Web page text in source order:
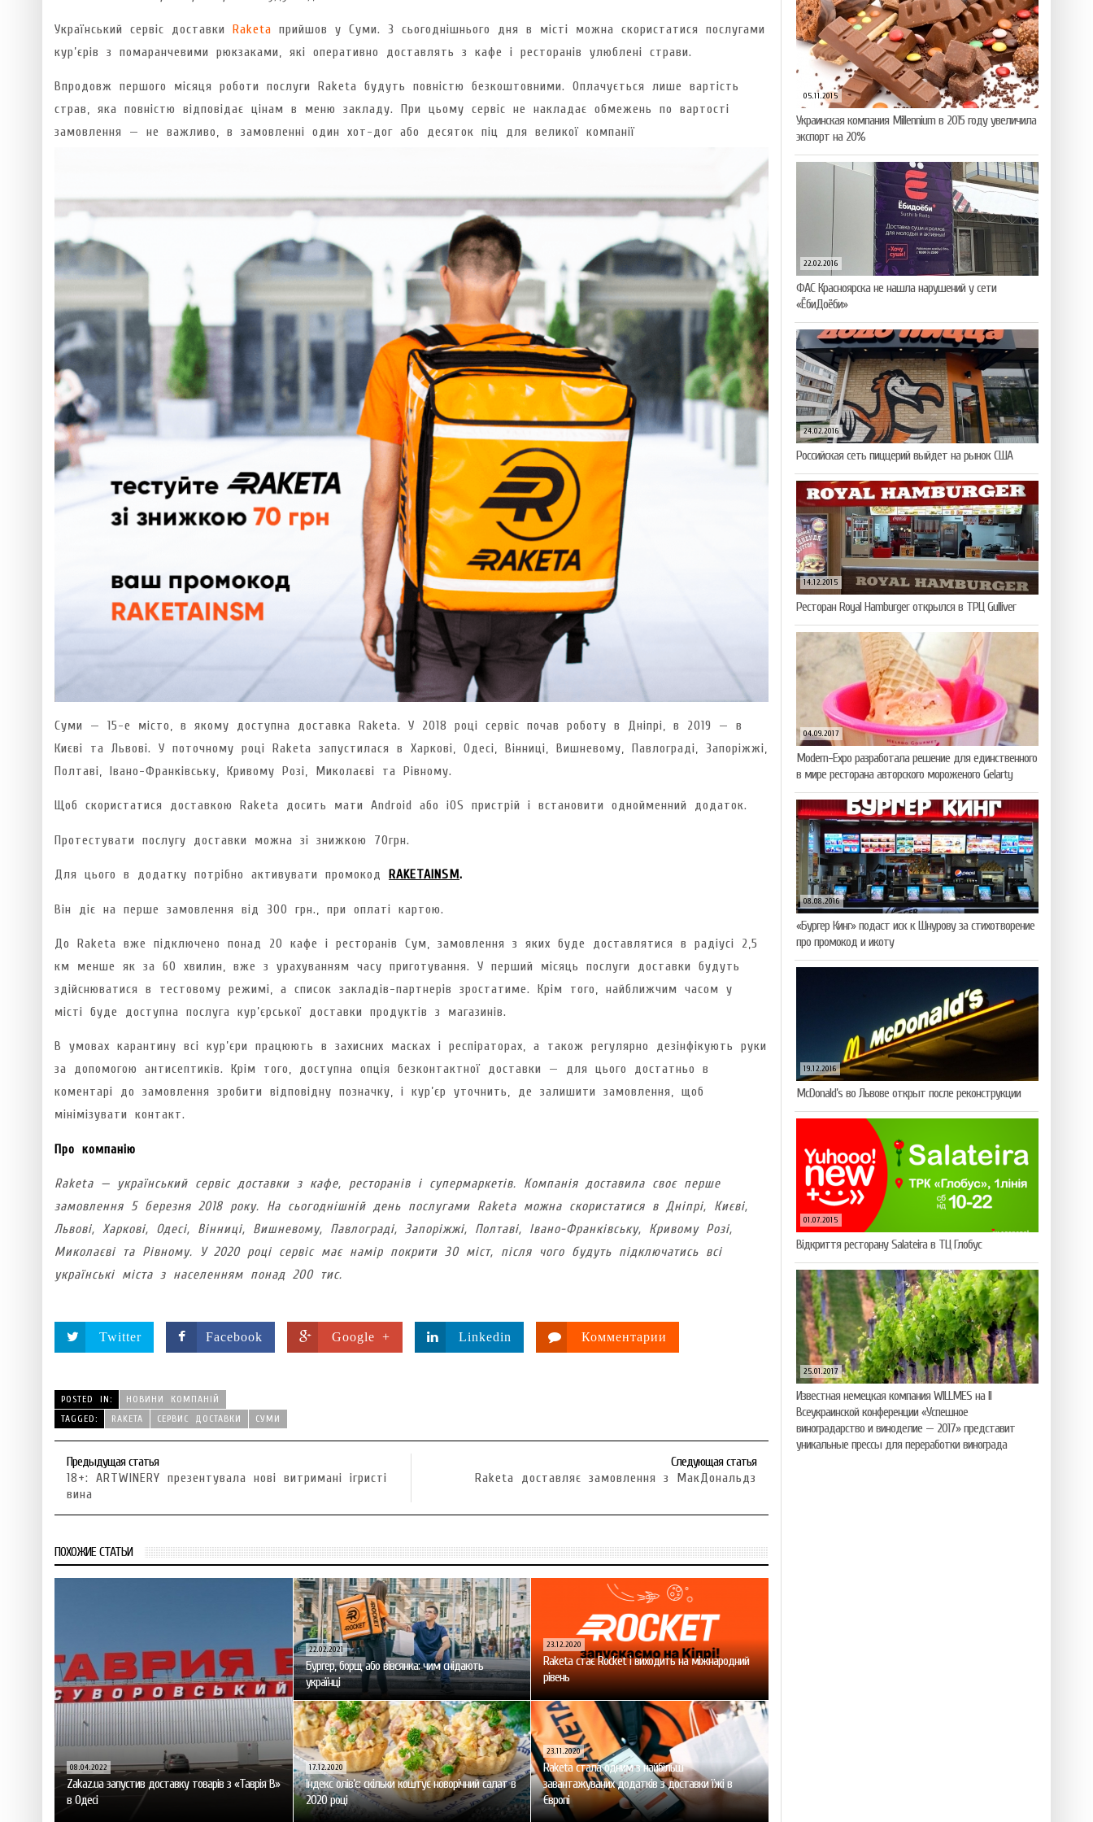
Український сервіс доставки Raketa прийшов у Суми. З сьогоднішнього дня в місті можна скористатися послугами
кур’єрів з помаранчевими рюкзаками, які оперативно доставлять з кафе і ресторанів улюблені страви.
Впродовж першого місяця роботи послуги Raketa будуть повністю безкоштовними. Оплачується лише вартість
страв, яка повністю відповідає цінам в меню закладу. При цьому сервіс не накладає обмежень по вартості
замовлення — не важливо, в замовленні один хот-дог або десяток піц для великої компанії
Суми — 15-е місто, в якому доступна доставка Raketa. У 2018 році сервіс почав роботу в Дніпрі, в 2019 — в
Києві та Львові. У поточному році Raketa запустилася в Харкові, Одесі, Вінниці, Вишневому, Павлограді, Запоріжжі,
Полтаві, Івано-Франківську, Кривому Розі, Миколаєві та Рівному.
Щоб скористатися доставкою Raketa досить мати Android або iOS пристрій і встановити однойменний додаток.
Протестувати послугу доставки можна зі знижкою 70грн.
Для цього в додатку потрібно активувати промокод RAKETAINSM.
Він діє на перше замовлення від 300 грн., при оплаті картою.
До Raketa вже підключено понад 20 кафе і ресторанів Сум, замовлення з яких буде доставлятися в радіусі 2,5
км менше як за 60 хвилин, вже з урахуванням часу приготування. У перший місяць послуги доставки будуть
здійснюватися в тестовому режимі, а список закладів-партнерів зростатиме. Крім того, найближчим часом у
місті буде доступна послуга кур’єрської доставки продуктів з магазинів.
В умовах карантину всі кур’єри працюють в захисних масках і респіраторах, а також регулярно дезінфікують руки
за допомогою антисептиків. Крім того, доступна опція безконтактної доставки — для цього достатньо в
коментарі до замовлення зробити відповідну позначку, і кур’єр уточнить, де залишити замовлення, щоб
мінімізувати контакт.
Про компанію
Raketa — український сервіс доставки з кафе, ресторанів і супермаркетів. Компанія доставила своє перше
замовлення 5 березня 2018 року. На сьогоднішній день послугами Raketa можна скористатися в Дніпрі, Києві,
Львові, Харкові, Одесі, Вінниці, Вишневому, Павлограді, Запоріжжі, Полтаві, Івано-Франківську, Кривому Розі,
Миколаєві та Рівному. У 2020 році сервіс має намір покрити 30 міст, після чого будуть підключатись всі
українські міста з населенням понад 200 тис.
Twitter Facebook Google + Linkedin Комментарии
POSTED IN:
НОВИНИ КОМПАНІЙ
TAGGED:
RAKETA СЕРВИС ДОСТАВКИ СУМИ
Предыдущая статья
18+: ARTWINERY презентувала нові витримані ігристі
вина
Следующая статья
Raketa доставляє замовлення з МакДональдз
ПОХОЖИЕ СТАТЬИ
08.04.2022
Zakaz.ua запустив доставку товарів з «Таврія В»
в Одесі
22.02.2021
Бургер, борщ або вівсянка: чим снідають
українці
23.12.2020
Raketa стає Rocket і виходить на міжнародний
рівень
17.12.2020
Індекс олів’є: скільки коштує новорічний салат в
2020 році
23.11.2020
Raketa стала одним з найбільш
завантажуваних додатків з доставки їжі в
Європі
05.11.2015
Украинская компания Millennium в 2015 году увеличила
экспорт на 20%
22.02.2016
ФАС Красноярска не нашла нарушений у сети
«ЁбиДоёби»
24.02.2016
Российская сеть пиццерий выйдет на рынок США
14.12.2015
Ресторан Royal Hamburger открылся в ТРЦ Gulliver
04.09.2017
Modern-Expo разработала решение для единственного
в мире ресторана авторского мороженого Gelarty
08.08.2016
«Бургер Кинг» подаст иск к Шнурову за стихотворение
про промокод и икоту
19.12.2016
McDonald’s во Львове открыт после реконструкции
01.07.2015
Відкриття ресторану Salateirа в ТЦ Глобус
25.01.2017
Известная немецкая компания WILLMES на II
Всеукраинской конференции «Успешное
виноградарство и виноделие — 2017» представит
уникальные прессы для переработки винограда